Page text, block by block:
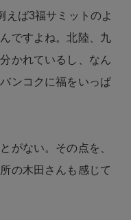
ば3福サミットのよ
ですよね。北陸、九
かれているし、なん
ンコクに福をいっぱ
がない。その点を、
の木田さんも感じて